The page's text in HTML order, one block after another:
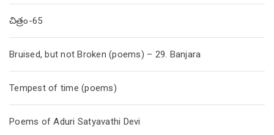
చిత్రం-65
Bruised, but not Broken (poems) – 29. Banjara
Tempest of time (poems)
Poems of Aduri Satyavathi Devi